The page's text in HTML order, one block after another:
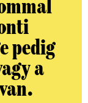
pedig
a